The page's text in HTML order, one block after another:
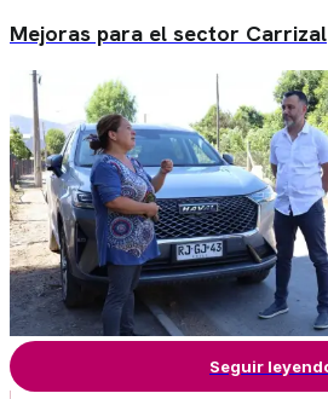
Mejoras para el sector Carrizal
Seguir